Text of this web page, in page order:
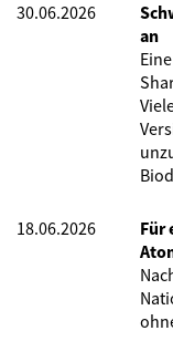
30.06.2026
an
18.06.2026
Für